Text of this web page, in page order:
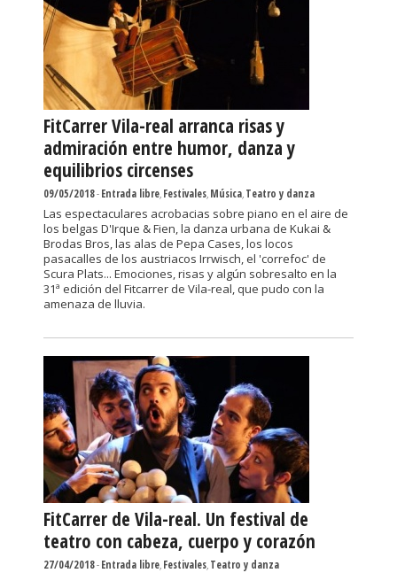
FitCarrer Vila-real arranca risas y
admiración entre humor, danza y
equilibrios circenses
09/05/2018-Entrada libre,Festivales,Música,Teatro y danza
Las espectaculares acrobacias sobre piano en el aire de
los belgas D'Irque & Fien, la danza urbana de Kukai &
Brodas Bros, las alas de Pepa Cases, los locos
pasacalles de los austriacos Irrwisch, el 'correfoc' de
Scura Plats... Emociones, risas y algún sobresalto en la
31ª edición del Fitcarrer de Vila-real, que pudo con la
amenaza de lluvia.
FitCarrer de Vila-real. Un festival de
teatro con cabeza, cuerpo y corazón
27/04/2018-Entrada libre,Festivales,Teatro y danza